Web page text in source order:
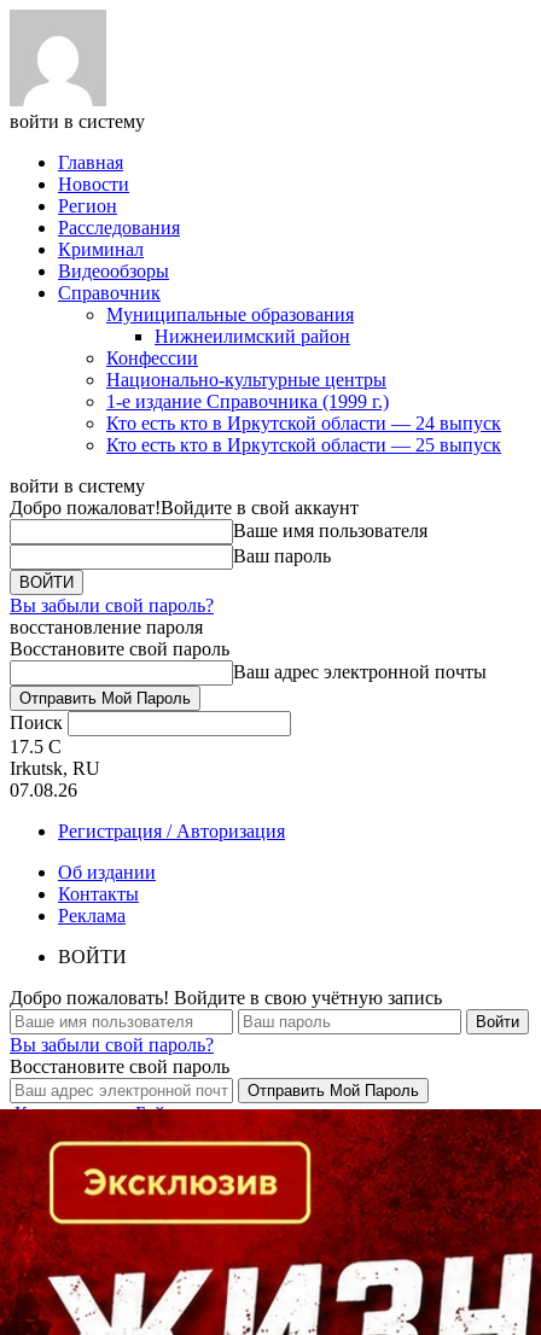
войти в систему
Главная
Новости
Регион
Расследования
Криминал
Видеообзоры
Справочник
Муниципальные образования
Нижнеилимский район
Конфессии
Национально-культурные центры
1-е издание Справочника (1999 г.)
Кто есть кто в Иркутской области — 24 выпуск
Кто есть кто в Иркутской области — 25 выпуск
войти в систему
Добро пожаловат!Войдите в свой аккаунт
Ваше имя пользователя
Ваш пароль
Вы забыли свой пароль?
восстановление пароля
Восстановите свой пароль
Ваш адрес электронной почты
Поиск
17.5 C
Irkutsk, RU
07.08.26
Регистрация / Авторизация
Об издании
Контакты
Реклама
ВОЙТИ
Добро пожаловать! Войдите в свою учётную запись
Вы забыли свой пароль?
Восстановите свой пароль
Кто есть кто в Байкальском регионе